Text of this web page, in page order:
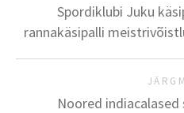
Spordiklubi Juku
rannakäsipalli
Noored